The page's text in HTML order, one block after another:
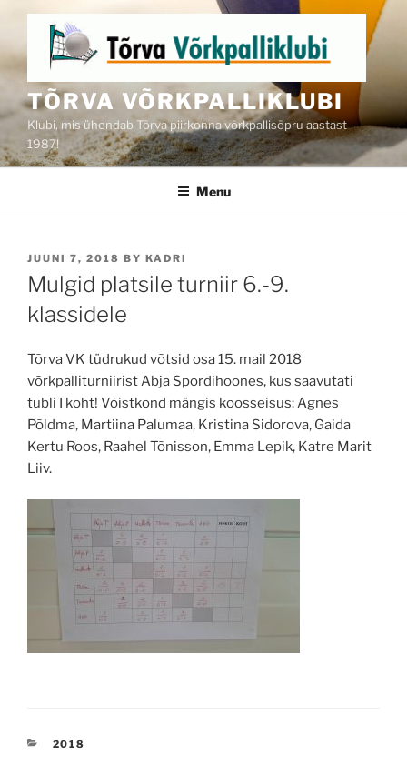
content
TÕRVA VÕRKPALLIKLUBI
Klubi, mis ühendab Tõrva piirkonna võrkpallisõpru aastast
1987!
Menu
POSTED
ON
JUUNI 7, 2018 BY KADRI
Mulgid platsile turniir 6.-9.
klassidele
Tõrva VK tüdrukud võtsid osa 15. mail 2018
võrkpalliturniirist Abja Spordihoones, kus saavutati
tubli I koht! Võistkond mängis koosseisus: Agnes
Põldma, Martiina Palumaa, Kristina Sidorova, Gaida
Kertu Roos, Raahel Tõnisson, Emma Lepik, Katre Marit
Liiv.
CATEGORIES
2018